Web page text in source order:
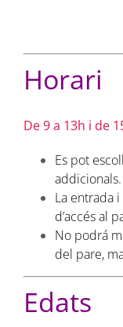
Horari
De 9 a 13h i de
Es pot
addicionals.
La entrada
d’accés al
No podrá
del pare,
Edats